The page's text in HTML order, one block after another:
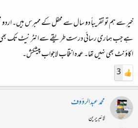
خیر سے ہم تو تقریباً دو سال سے محفل کے ممبرس ہیں۔
ہے جب ہماری رسائی درست طریقے سے انٹر نیٹ تک بھی
اکاؤنٹ بھی نہیں تھا۔ عمدہ انتخاب لاجواب پیشکش۔
3
محمد عبدالرؤوف
لائبریرین